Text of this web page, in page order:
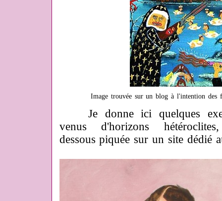
Image trouvée sur un blog à l'intention des
Je donne ici quelques
venus d'horizons
dessous piquée sur un site dédié